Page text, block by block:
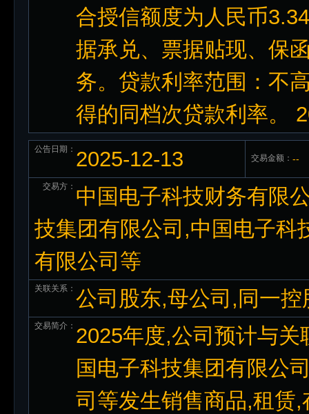
合授信额度为人民币
据承兑、票据贴现、保
务。贷款利率范围：不
得的同档次贷款利率。
公告日期： 2025-12-13 交易金额： --
交易方： 中国电子科技财务有限
技集团有限公司,中国电子科
有限公司等
关联关系： 公司股东,母公司,同一
交易简介： 2025年度,公司预计与
国电子科技集团有限公
司等发生销售商品,租赁